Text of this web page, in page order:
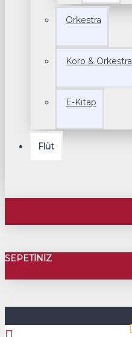
Orkestra
Koro & Orkestra
E-Kitap
Flüt
SEPETINIZ